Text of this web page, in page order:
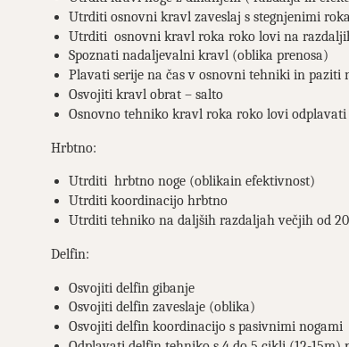
Utrditi osnovni kravl zaveslaj s stegnjenimi
Utrditi osnovni kravl roka roko lovi na
Spoznati nadaljevalni kravl (oblika prenosa)
Plavati serije na čas v osnovni tehniki in paziti
Osvojiti kravl obrat – salto
Osnovno tehniko kravl roka roko lovi odplavati
Hrbtno:
Utrditi hrbtno noge (oblikain efektivnost)
Utrditi koordinacijo hrbtno
Utrditi tehniko na daljših razdaljah večjih od
Delfin:
Osvojiti delfin gibanje
Osvojiti delfin zaveslaje (oblika)
Osvojiti delfin koordinacijo s pasivnimi nogami